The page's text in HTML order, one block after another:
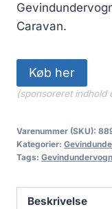
Caravan.
Køb her
(sponsoreret indhold
Varenummer (SKU):
Kategorier:
Tags: Gevindundervogn
Beskrivelse